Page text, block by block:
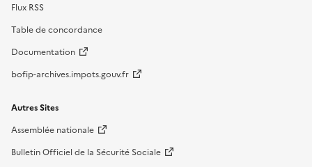
Flux RSS
Table de concordance
Documentation
bofip-archives.impots.gouv.fr
Autres Sites
Assemblée nationale
Bulletin Officiel de la Sécurité Sociale